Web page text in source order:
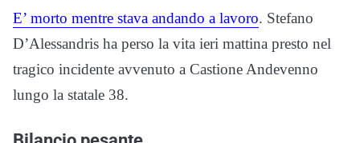
E’ morto mentre stava andando a lavoro. Stefano
D’Alessandris ha perso la vita ieri mattina presto nel
tragico incidente avvenuto a Castione Andevenno
lungo la statale 38.